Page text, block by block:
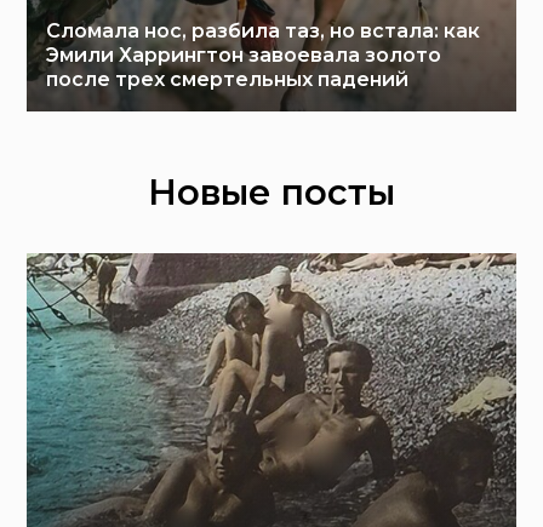
Сломала нос, разбила таз, но встала: как
Эмили Харрингтон завоевала золото
после трех смертельных падений
Новые посты